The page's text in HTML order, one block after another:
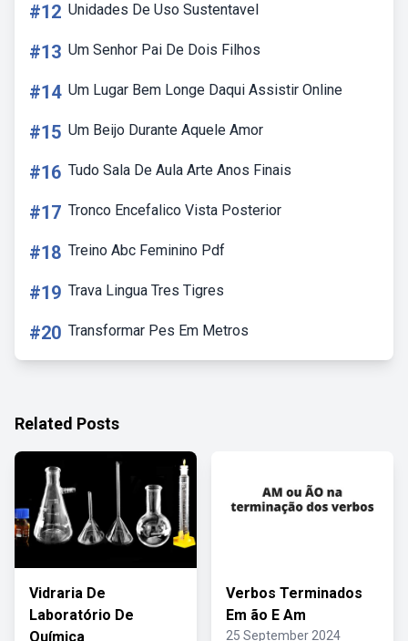
#12 Unidades De Uso Sustentavel
#13 Um Senhor Pai De Dois Filhos
#14 Um Lugar Bem Longe Daqui Assistir Online
#15 Um Beijo Durante Aquele Amor
#16 Tudo Sala De Aula Arte Anos Finais
#17 Tronco Encefalico Vista Posterior
#18 Treino Abc Feminino Pdf
#19 Trava Lingua Tres Tigres
#20 Transformar Pes Em Metros
Related Posts
Vidraria De
Laboratório De
Química
Verbos Terminados
Em ão E Am
25 September 2024